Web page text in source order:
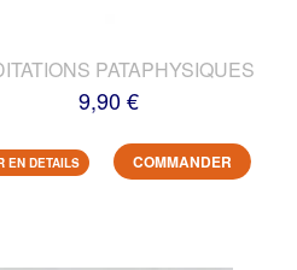
PATAPHYSIQUES
9,90 €
EN DETAILS COMMANDER